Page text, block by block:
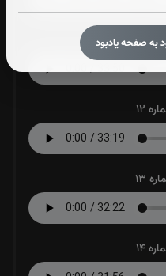
به صفحه یادبود
11
12
13
14